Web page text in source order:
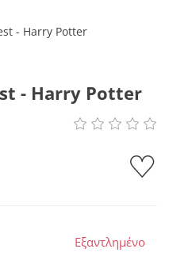
- Harry Potter
Εξαντλημένο